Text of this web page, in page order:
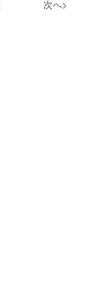
次へ>